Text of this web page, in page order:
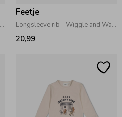
Longsleeve rib - Wiggle and Waddle Groen
Feetje
Longsleeve rib - Wiggle and Waddle Grijs
20,99